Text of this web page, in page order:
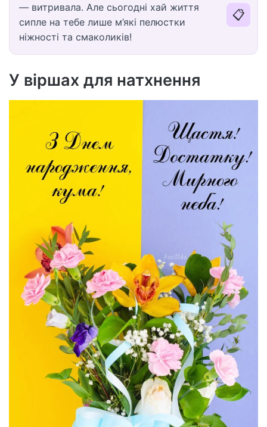
— витривала. Але сьогодні хай життя
сипле на тебе лише м’які пелюстки
ніжності та смаколиків!
📋
У віршах для натхнення